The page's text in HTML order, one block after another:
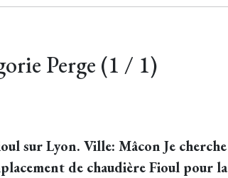
Perge (1 / 1)
sur Lyon. Ville: Mâcon Je cherche
de chaudière Fioul pour la